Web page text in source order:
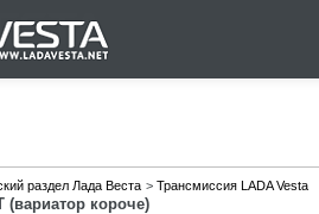
раздел Лада Веста > Трансмиссия LADA Vesta
(вариатор короче)